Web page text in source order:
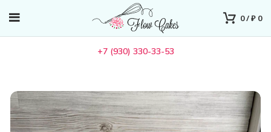
0/₽ 0
+7 (930) 330-33-53